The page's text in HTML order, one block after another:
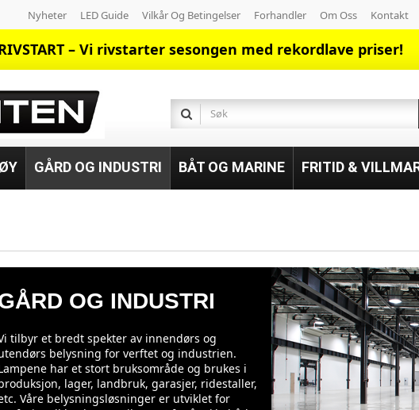
Nyheter LED Guide Vilkår Og Betingelser Forhandler Om Oss Kontakt
– Vi rivstarter sesongen med rekordlave priser!
GÅRD OG INDUSTRI BÅT OG MARINE FRITID &
OG INDUSTRI
tilbyr et bredt spekter av innendørs og
belysning for verftet og industrien.
har et stort bruksområde og brukes i
lager, landbruk, garasjer, ridestaller,
Våre belysningsløsninger er utviklet for